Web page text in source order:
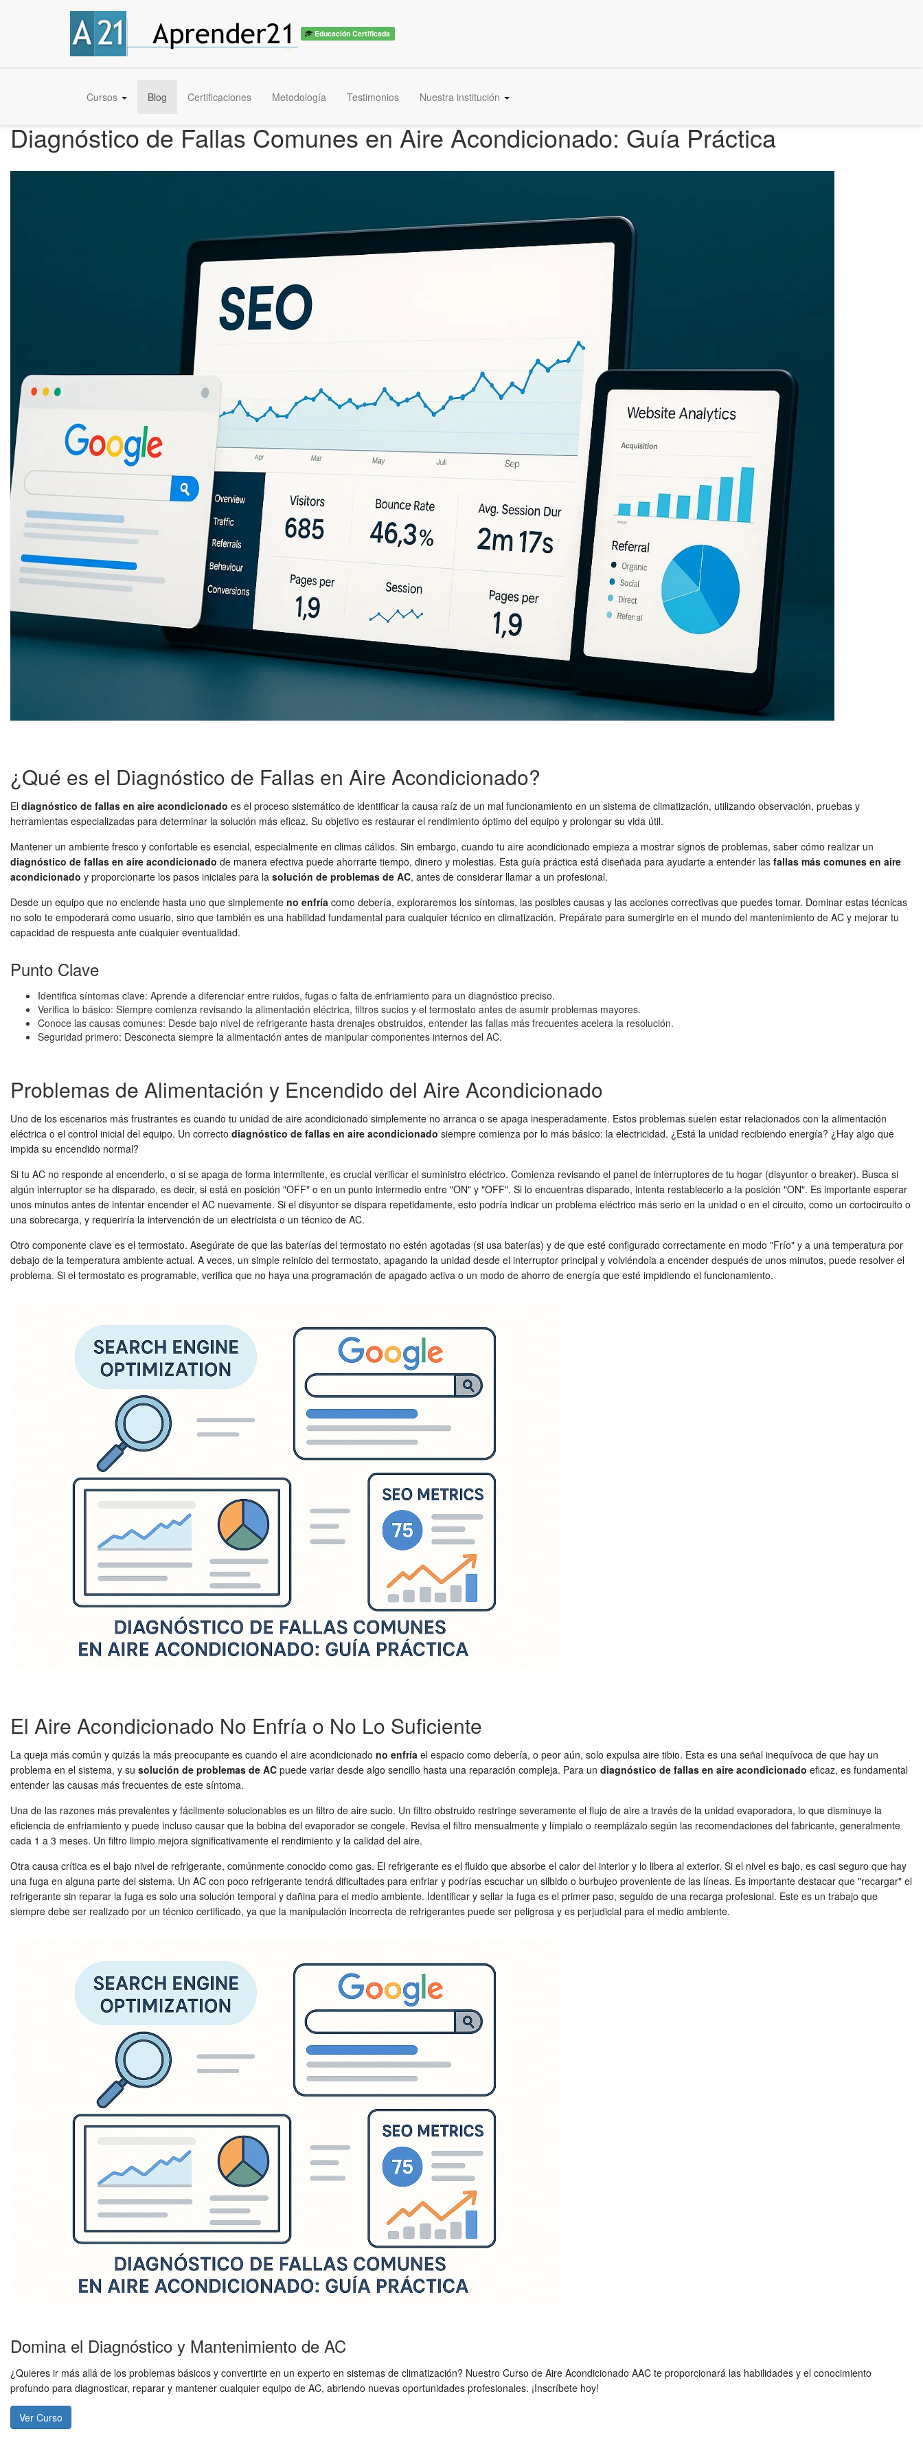
Educación Certificada
Cursos Blog Certificaciones Metodología Testimonios Nuestra institución
Diagnóstico de Fallas Comunes en Aire Acondicionado: Guía Práctica
¿Qué es el Diagnóstico de Fallas en Aire Acondicionado?
El diagnóstico de fallas en aire acondicionado es el proceso sistemático de identificar la causa raíz de un mal funcionamiento en un sistema de climatización, utilizando observación, pruebas y
herramientas especializadas para determinar la solución más eficaz. Su objetivo es restaurar el rendimiento óptimo del equipo y prolongar su vida útil.
Mantener un ambiente fresco y confortable es esencial, especialmente en climas cálidos. Sin embargo, cuando tu aire acondicionado empieza a mostrar signos de problemas, saber cómo realizar un
diagnóstico de fallas en aire acondicionado de manera efectiva puede ahorrarte tiempo, dinero y molestias. Esta guía práctica está diseñada para ayudarte a entender las fallas más comunes en aire
acondicionado y proporcionarte los pasos iniciales para la solución de problemas de AC, antes de considerar llamar a un profesional.
Desde un equipo que no enciende hasta uno que simplemente no enfría como debería, exploraremos los síntomas, las posibles causas y las acciones correctivas que puedes tomar. Dominar estas técnicas
no solo te empoderará como usuario, sino que también es una habilidad fundamental para cualquier técnico en climatización. Prepárate para sumergirte en el mundo del mantenimiento de AC y mejorar tu
capacidad de respuesta ante cualquier eventualidad.
Punto Clave
Identifica síntomas clave: Aprende a diferenciar entre ruidos, fugas o falta de enfriamiento para un diagnóstico preciso.
Verifica lo básico: Siempre comienza revisando la alimentación eléctrica, filtros sucios y el termostato antes de asumir problemas mayores.
Conoce las causas comunes: Desde bajo nivel de refrigerante hasta drenajes obstruidos, entender las fallas más frecuentes acelera la resolución.
Seguridad primero: Desconecta siempre la alimentación antes de manipular componentes internos del AC.
Problemas de Alimentación y Encendido del Aire Acondicionado
Uno de los escenarios más frustrantes es cuando tu unidad de aire acondicionado simplemente no arranca o se apaga inesperadamente. Estos problemas suelen estar relacionados con la alimentación
eléctrica o el control inicial del equipo. Un correcto diagnóstico de fallas en aire acondicionado siempre comienza por lo más básico: la electricidad. ¿Está la unidad recibiendo energía? ¿Hay algo que
impida su encendido normal?
Si tu AC no responde al encenderlo, o si se apaga de forma intermitente, es crucial verificar el suministro eléctrico. Comienza revisando el panel de interruptores de tu hogar (disyuntor o breaker). Busca si
algún interruptor se ha disparado, es decir, si está en posición "OFF" o en un punto intermedio entre "ON" y "OFF". Si lo encuentras disparado, intenta restablecerlo a la posición "ON". Es importante esperar
unos minutos antes de intentar encender el AC nuevamente. Si el disyuntor se dispara repetidamente, esto podría indicar un problema eléctrico más serio en la unidad o en el circuito, como un cortocircuito o
una sobrecarga, y requeriría la intervención de un electricista o un técnico de AC.
Otro componente clave es el termostato. Asegúrate de que las baterías del termostato no estén agotadas (si usa baterías) y de que esté configurado correctamente en modo "Frío" y a una temperatura por
debajo de la temperatura ambiente actual. A veces, un simple reinicio del termostato, apagando la unidad desde el interruptor principal y volviéndola a encender después de unos minutos, puede resolver el
problema. Si el termostato es programable, verifica que no haya una programación de apagado activa o un modo de ahorro de energía que esté impidiendo el funcionamiento.
El Aire Acondicionado No Enfría o No Lo Suficiente
La queja más común y quizás la más preocupante es cuando el aire acondicionado no enfría el espacio como debería, o peor aún, solo expulsa aire tibio. Esta es una señal inequívoca de que hay un
problema en el sistema, y su solución de problemas de AC puede variar desde algo sencillo hasta una reparación compleja. Para un diagnóstico de fallas en aire acondicionado eficaz, es fundamental
entender las causas más frecuentes de este síntoma.
Una de las razones más prevalentes y fácilmente solucionables es un filtro de aire sucio. Un filtro obstruido restringe severamente el flujo de aire a través de la unidad evaporadora, lo que disminuye la
eficiencia de enfriamiento y puede incluso causar que la bobina del evaporador se congele. Revisa el filtro mensualmente y límpialo o reemplázalo según las recomendaciones del fabricante, generalmente
cada 1 a 3 meses. Un filtro limpio mejora significativamente el rendimiento y la calidad del aire.
Otra causa crítica es el bajo nivel de refrigerante, comúnmente conocido como gas. El refrigerante es el fluido que absorbe el calor del interior y lo libera al exterior. Si el nivel es bajo, es casi seguro que hay
una fuga en alguna parte del sistema. Un AC con poco refrigerante tendrá dificultades para enfriar y podrías escuchar un silbido o burbujeo proveniente de las líneas. Es importante destacar que "recargar" el
refrigerante sin reparar la fuga es solo una solución temporal y dañina para el medio ambiente. Identificar y sellar la fuga es el primer paso, seguido de una recarga profesional. Este es un trabajo que
siempre debe ser realizado por un técnico certificado, ya que la manipulación incorrecta de refrigerantes puede ser peligrosa y es perjudicial para el medio ambiente.
Domina el Diagnóstico y Mantenimiento de AC
¿Quieres ir más allá de los problemas básicos y convertirte en un experto en sistemas de climatización? Nuestro Curso de Aire Acondicionado AAC te proporcionará las habilidades y el conocimiento
profundo para diagnosticar, reparar y mantener cualquier equipo de AC, abriendo nuevas oportunidades profesionales. ¡Inscríbete hoy!
Ver Curso